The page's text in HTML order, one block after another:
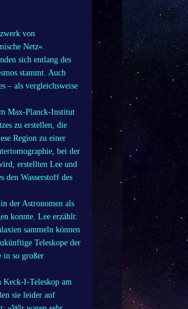
von
Netz«.
sich entlang des
stammt. Auch
– als vergleichsweise
Max-Planck-Institut
zu erstellen, die
Region zu einer
bei der
erstellten Lee und
den Wasserstoff des
der Astronomen als
konnte. Lee erzählt:
sammeln können
Teleskope der
in so großer
Keck-I-Teleskop am
sie leider auf